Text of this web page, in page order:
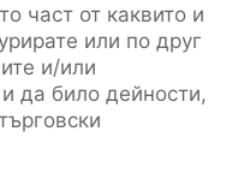
част от каквито и
или по друг
и/или
да било дейности,